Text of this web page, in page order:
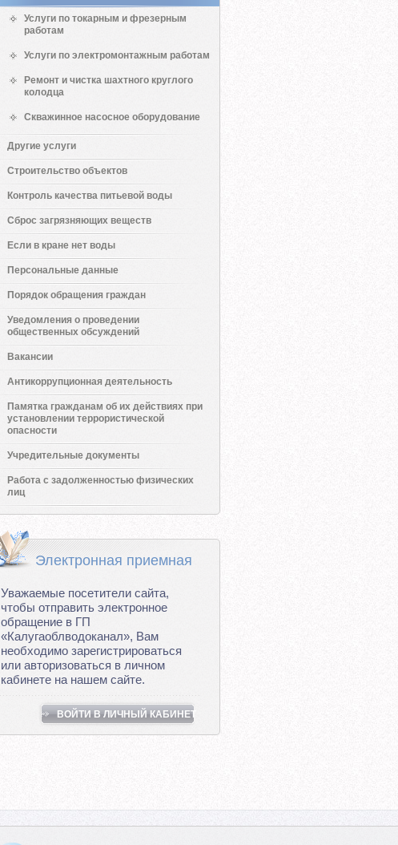
Услуги по токарным и фрезерным
работам
Услуги по электромонтажным работам
Ремонт и чистка шахтного круглого
колодца
Скважинное насосное оборудование
Другие услуги
Строительство объектов
Контроль качества питьевой воды
Сброс загрязняющих веществ
Если в кране нет воды
Персональные данные
Порядок обращения граждан
Уведомления о проведении
общественных обсуждений
Вакансии
Антикоррупционная деятельность
Памятка гражданам об их действиях при
установлении террористической
опасности
Учредительные документы
Работа с задолженностью физических
лиц
Электронная приемная
Уважаемые посетители сайта,
чтобы отправить электронное
обращение в ГП
«Калугаоблводоканал», Вам
необходимо зарегистрироваться
или авторизоваться в личном
кабинете на нашем сайте.
ВОЙТИ В ЛИЧНЫЙ КАБИНЕТ